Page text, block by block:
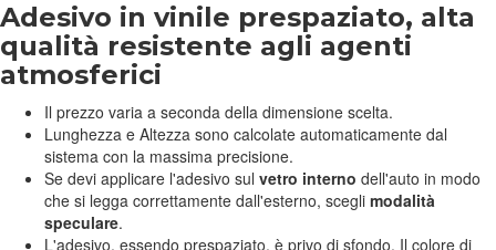
Adesivo in vinile prespaziato, alta
qualità resistente agli agenti
atmosferici
Il prezzo varia a seconda della dimensione scelta.
Lunghezza e Altezza sono calcolate automaticamente dal
sistema con la massima precisione.
Se devi applicare l'adesivo sul vetro interno dell'auto in modo
che si legga correttamente dall'esterno, scegli modalità
speculare.
L'adesivo, essendo prespaziato, è privo di sfondo. Il colore di